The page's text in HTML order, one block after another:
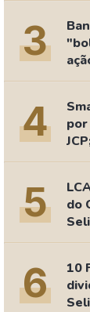
As
3
4
por
5
do
6
10